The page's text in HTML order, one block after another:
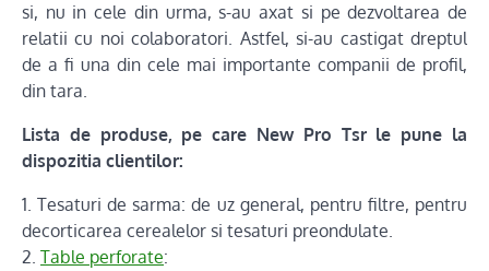
si, nu in cele din urma, s-au axat si pe dezvoltarea de
relatii cu noi colaboratori. Astfel, si-au castigat dreptul
de a fi una din cele mai importante companii de profil,
din tara.
Lista de produse, pe care New Pro Tsr le pune la
dispozitia clientilor:
1. Tesaturi de sarma: de uz general, pentru filtre, pentru
decorticarea cerealelor si tesaturi preondulate.
2. Table perforate: